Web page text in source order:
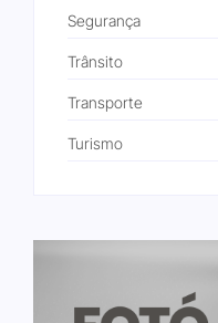
Segurança
Trânsito
Transporte
Turismo